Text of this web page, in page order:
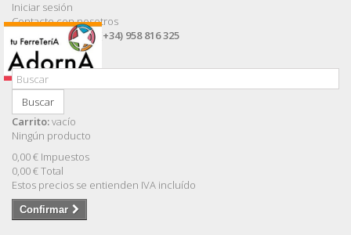
Iniciar sesión
Contacte con nosotros
Llámanos ahora: (+34) 958 816 325
Buscar
Carrito:vacío
Ningún producto
0,00 € Impuestos
0,00 €Total
Estos precios se entienden IVA incluído
Confirmar